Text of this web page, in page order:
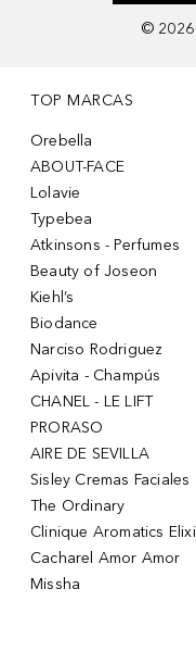
© 2026
TOP MARCAS
Orebella
ABOUT-FACE
Lolavie
Typebea
Atkinsons - Perfumes
Beauty of Joseon
Kiehl’s
Biodance
Narciso Rodriguez
Apivita - Champús
CHANEL - LE LIFT
PRORASO
AIRE DE SEVILLA
Sisley Cremas Faciales
The Ordinary
Clinique Aromatics
Cacharel Amor Amor
Missha